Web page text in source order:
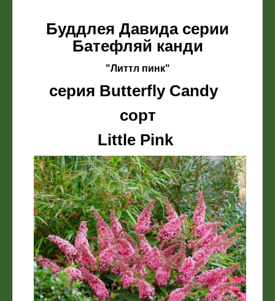
Буддлея Давида серии
Батефляй канди
"Литтл пинк"
серия Butterfly Candy
сорт
Little Pink